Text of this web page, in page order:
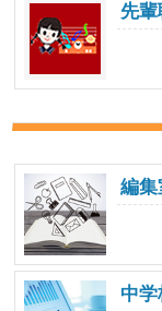
先
編集
中学